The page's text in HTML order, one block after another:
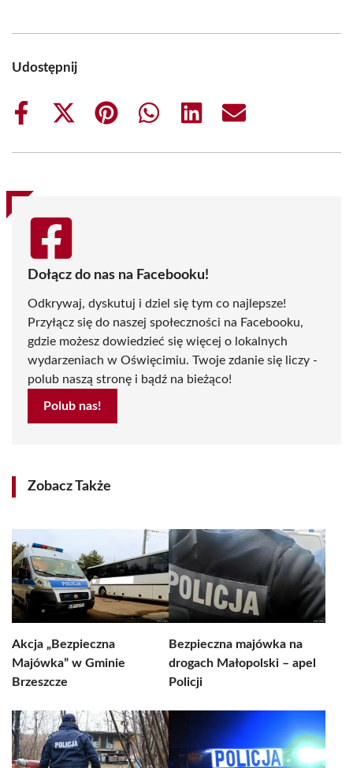
Udostępnij
Share
Share
(Twitter)
Share
Share
Share
Share
Dołącz do nas na Facebooku!
Odkrywaj, dyskutuj i dziel się tym co najlepsze!
Przyłącz się do naszej społeczności na Facebooku,
gdzie możesz dowiedzieć się więcej o lokalnych
wydarzeniach w Oświęcimiu. Twoje zdanie się liczy -
polub naszą stronę i bądź na bieżąco!
Polub nas!
Zobacz Także
Akcja „Bezpieczna
Majówka” w Gminie
Brzeszcze
Bezpieczna majówka na
drogach Małopolski – apel
Policji